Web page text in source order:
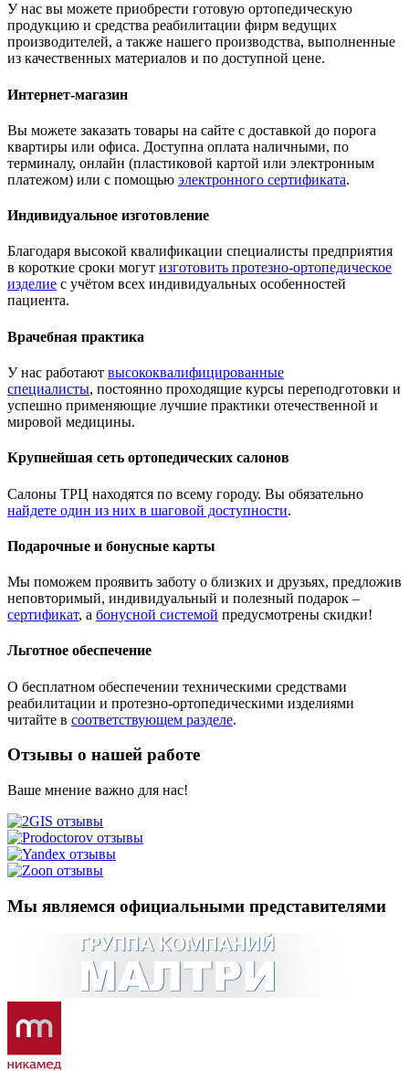
У нас вы можете приобрести готовую ортопедическую
продукцию и средства реабилитации фирм ведущих
производителей, а также нашего производства, выполненные
из качественных материалов и по доступной цене.
Интернет-магазин
Вы можете заказать товары на сайте с доставкой до порога
квартиры или офиса. Доступна оплата наличными, по
терминалу, онлайн (пластиковой картой или электронным
платежом) или с помощью электронного сертификата.
Индивидуальное изготовление
Благодаря высокой квалификации специалисты предприятия
в короткие сроки могут изготовить протезно-ортопедическое
изделие с учётом всех индивидуальных особенностей
пациента.
Врачебная практика
У нас работают высококвалифицированные
специалисты, постоянно проходящие курсы переподготовки и
успешно применяющие лучшие практики отечественной и
мировой медицины.
Крупнейшая сеть ортопедических салонов
Салоны ТРЦ находятся по всему городу. Вы обязательно
найдете один из них в шаговой доступности.
Подарочные и бонусные карты
Мы поможем проявить заботу о близких и друзьях, предложив
неповторимый, индивидуальный и полезный подарок –
сертификат, а бонусной системой предусмотрены скидки!
Льготное обеспечение
О бесплатном обеспечении техническими средствами
реабилитации и протезно-ортопедическими изделиями
читайте в соответствующем разделе.
Отзывы о нашей работе
Ваше мнение важно для нас!
Мы являемся официальными представителями